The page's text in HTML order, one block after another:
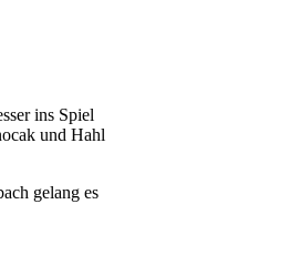
ins Spiel
und Hahl
gelang es